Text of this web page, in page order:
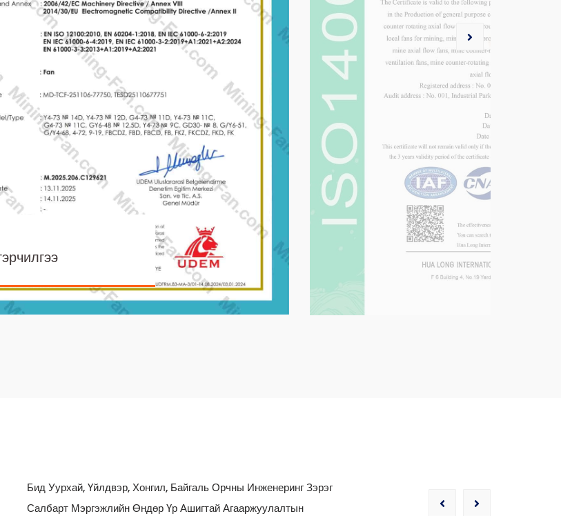
ISO 14001:2015
тогтолцооны гэрчилгээ
Бид Уурхай, Үйлдвэр, Хонгил, Байгаль Орчны Инженеринг Зэрэг
Салбарт Мэргэжлийн Өндөр Үр Ашигтай Агааржуулалтын